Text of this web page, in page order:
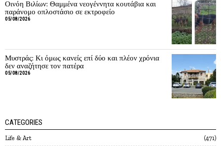
Οινόη Βιλίων: Θαμμένα νεογέννητα κουτάβια και
παράνομο οπλοστάσιο σε εκτροφείο
05/08/2026
Μυστράς: Κι όμως κανείς επί δύο και πλέον χρόνια
δεν αναζήτησε τον πατέρα
05/08/2026
CATEGORIES
Life & Art 471